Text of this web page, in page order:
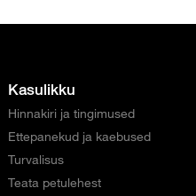
Kasulikku
Hinnakiri ja tingimused
Ettepanekud ja kaebused
Turvalisus
Teata petulehest